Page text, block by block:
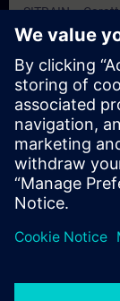
SITRAIN –
formativi